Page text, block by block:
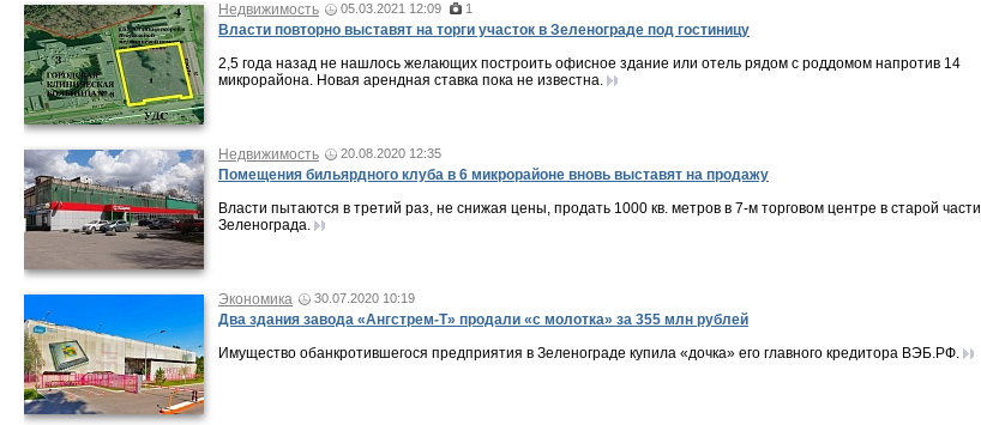
Недвижимость 05.03.2021 12:09 1
Власти повторно выставят на торги участок в Зеленограде под гостиницу
2,5 года назад не нашлось желающих построить офисное здание или отель рядом с роддомом напротив 14
микрорайона. Новая арендная ставка пока не известна.
Недвижимость 20.08.2020 12:35
Помещения бильярдного клуба в 6 микрорайоне вновь выставят на продажу
Власти пытаются в третий раз, не снижая цены, продать 1000 кв. метров в 7-м торговом центре в старой части
Зеленограда.
Экономика 30.07.2020 10:19
Два здания завода «Ангстрем-Т» продали «с молотка» за 355 млн рублей
Имущество обанкротившегося предприятия в Зеленограде купила «дочка» его главного кредитора ВЭБ.РФ.